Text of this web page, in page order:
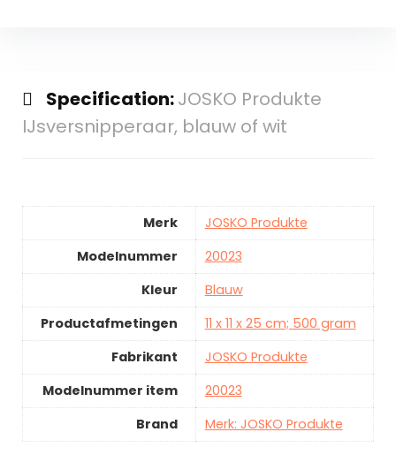
Specification:JOSKO Produkte
IJsversnipperaar, blauw of wit
Merk
JOSKO Produkte
Modelnummer
20023
Kleur
Blauw
Productafmetingen
11 x 11 x 25 cm; 500 gram
Fabrikant
JOSKO Produkte
Modelnummer item
20023
Brand
Merk: JOSKO Produkte